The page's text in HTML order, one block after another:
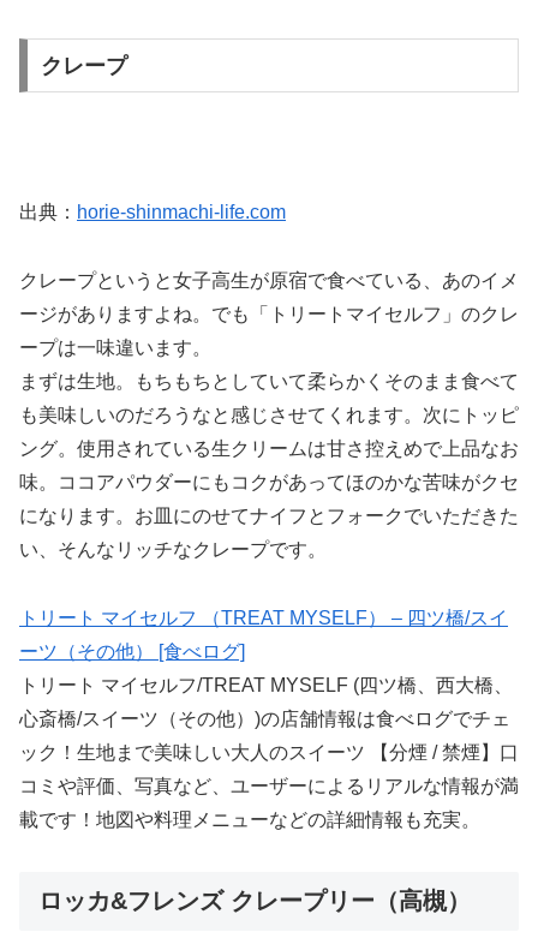
クレープ
出典： horie-shinmachi-life.com
クレープというと女子高生が原宿で食べている、あのイメ
ージがありますよね。でも「トリートマイセルフ」のクレ
ープは一味違います。
まずは生地。もちもちとしていて柔らかくそのまま食べて
も美味しいのだろうなと感じさせてくれます。次にトッピ
ング。使用されている生クリームは甘さ控えめで上品なお
味。ココアパウダーにもコクがあってほのかな苦味がクセ
になります。お皿にのせてナイフとフォークでいただきた
い、そんなリッチなクレープです。
トリート マイセルフ （TREAT MYSELF） – 四ツ橋/スイ
ーツ（その他） [食べログ]
トリート マイセルフ/TREAT MYSELF (四ツ橋、西大橋、
心斎橋/スイーツ（その他）)の店舗情報は食べログでチェ
ック！生地まで美味しい大人のスイーツ 【分煙 / 禁煙】口
コミや評価、写真など、ユーザーによるリアルな情報が満
載です！地図や料理メニューなどの詳細情報も充実。
ロッカ&フレンズ クレープリー（高槻）